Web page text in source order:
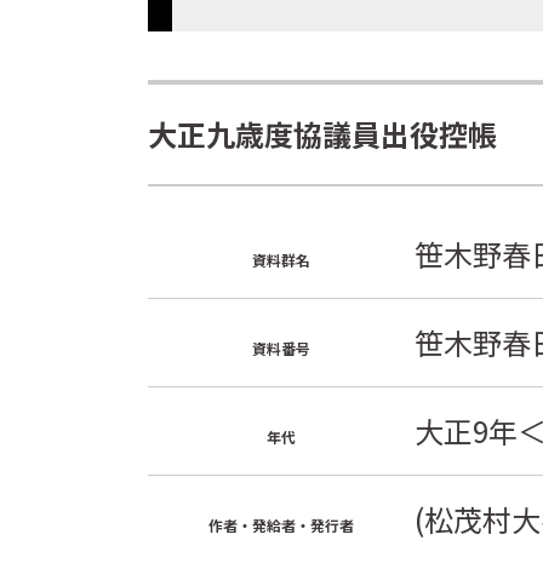
大正九歳度協議員出役控帳
資料群名 笹木野春
資料番号 笹木野春
年代 大正9年
作者・発給者・発行者 (松茂村